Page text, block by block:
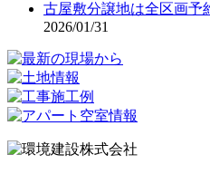
古屋敷分譲地は全区画予
2026/01/31